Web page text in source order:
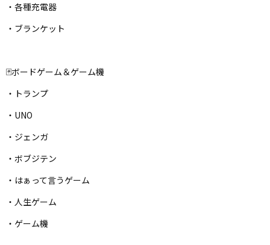
・各種充電器
・ブランケット
🃏ボードゲーム＆ゲーム機
・トランプ
・UNO
・ジェンガ
・ボブジテン
・はぁって言うゲーム
・人生ゲーム
・ゲーム機